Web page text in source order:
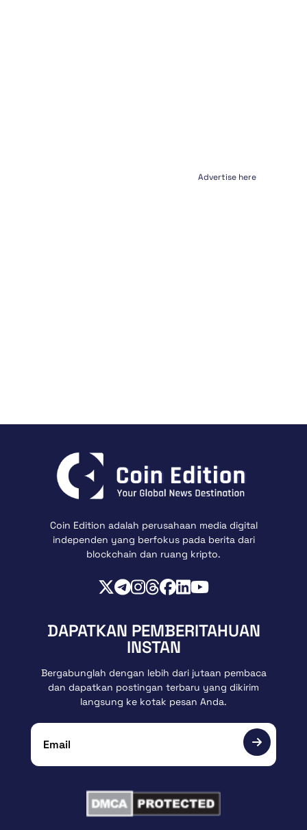
Advertise here
Coin Edition adalah perusahaan media digital
independen yang berfokus pada berita dari
blockchain dan ruang kripto.
DAPATKAN PEMBERITAHUAN
INSTAN
Bergabunglah dengan lebih dari jutaan pembaca
dan dapatkan postingan terbaru yang dikirim
langsung ke kotak pesan Anda.